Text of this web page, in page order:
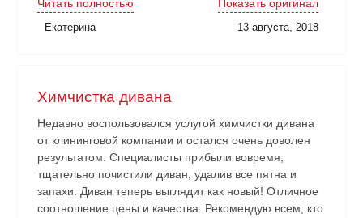
наши замечания и пожелания учитывали. Работа
сдана в срок. Очень довольны!
Читать полностью Показать оригинал
Екатерина 13 августа, 2018
Химчистка дивана
Недавно воспользовался услугой химчистки дивана
от клининговой компании и остался очень доволен
результатом. Специалисты прибыли вовремя,
тщательно почистили диван, удалив все пятна и
запахи. Диван теперь выглядит как новый! Отличное
соотношение цены и качества. Рекомендую всем, кто